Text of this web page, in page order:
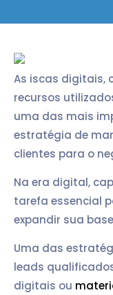
As iscas digitais,
recursos
uma das mais
estratégia de
clientes para o
Na era digital,
tarefa essencial
expandir sua
Uma das
leads
digitais ou